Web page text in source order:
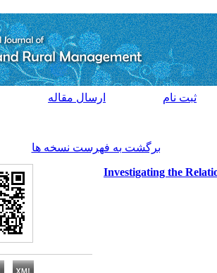
ثبت نام ارسال مقاله
برگشت به فهرست نسخه ها
Investigating the